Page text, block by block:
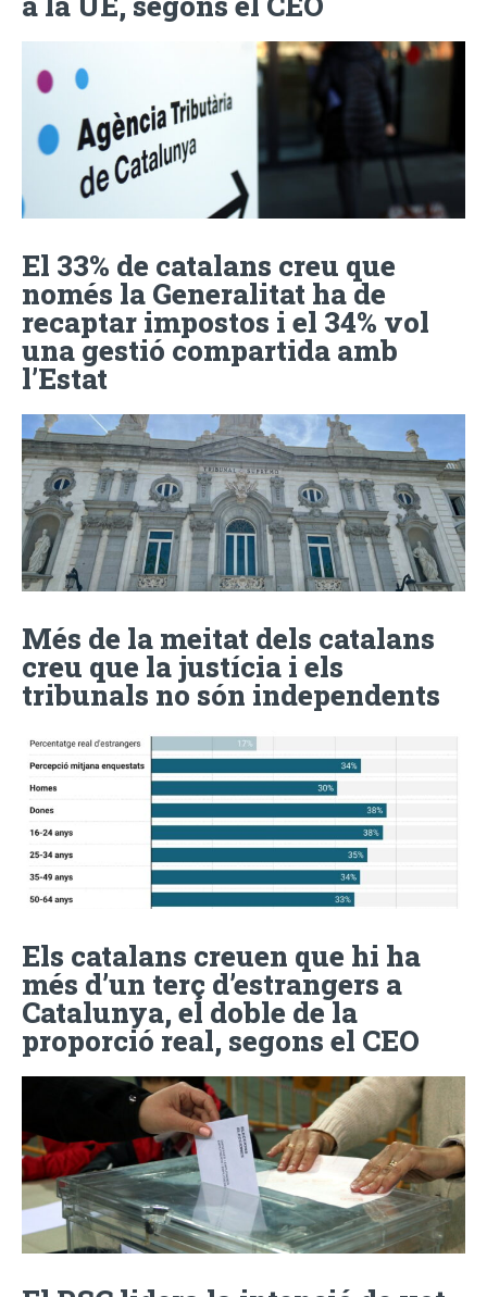
El 33% de catalans creu que
només la Generalitat ha de
recaptar impostos i el 34% vol
una gestió compartida amb
l’Estat
Més de la meitat dels catalans
creu que la justícia i els
tribunals no són independents
Els catalans creuen que hi ha
més d’un terç d’estrangers a
Catalunya, el doble de la
proporció real, segons el CEO